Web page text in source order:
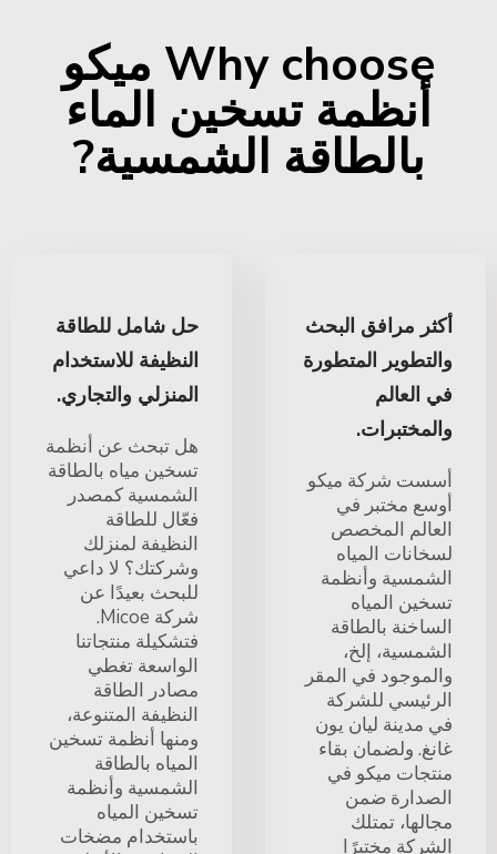
Why choose ميكو
أنظمة تسخين الماء
بالطاقة الشمسية?
أكثر مرافق البحث
والتطوير المتطورة
في العالم
والمختبرات.
أسست شركة ميكو
أوسع مختبر في
العالم المخصص
لسخانات المياه
الشمسية وأنظمة
تسخين المياه
الساخنة بالطاقة
الشمسية، إلخ،
والموجود في المقر
الرئيسي للشركة
في مدينة ليان يون
غانغ. ولضمان بقاء
منتجات ميكو في
الصدارة ضمن
مجالها، تمتلك
الشركة مختبرًا
حل شامل للطاقة
النظيفة للاستخدام
المنزلي والتجاري.
هل تبحث عن أنظمة
تسخين مياه بالطاقة
الشمسية كمصدر
فعّال للطاقة
النظيفة لمنزلك
وشركتك؟ لا داعي
للبحث بعيدًا عن
شركة Micoe.
فتشكيلة منتجاتنا
الواسعة تغطي
مصادر الطاقة
النظيفة المتنوعة،
ومنها أنظمة تسخين
المياه بالطاقة
الشمسية وأنظمة
تسخين المياه
باستخدام مضخات